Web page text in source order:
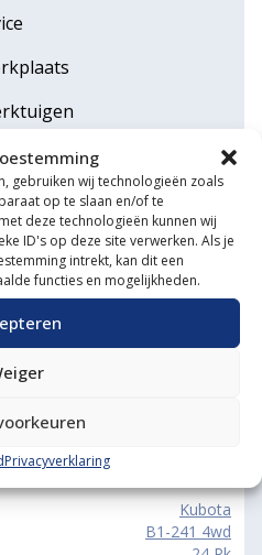
gebruiken wij technologieën zoals
op te slaan en/of te
deze technologieën kunnen wij
ID's op deze site verwerken. Als je
intrekt, kan dit een
functies en mogelijkheden.
Privacyverklaring
producten
Kubota
B1-241 4wd